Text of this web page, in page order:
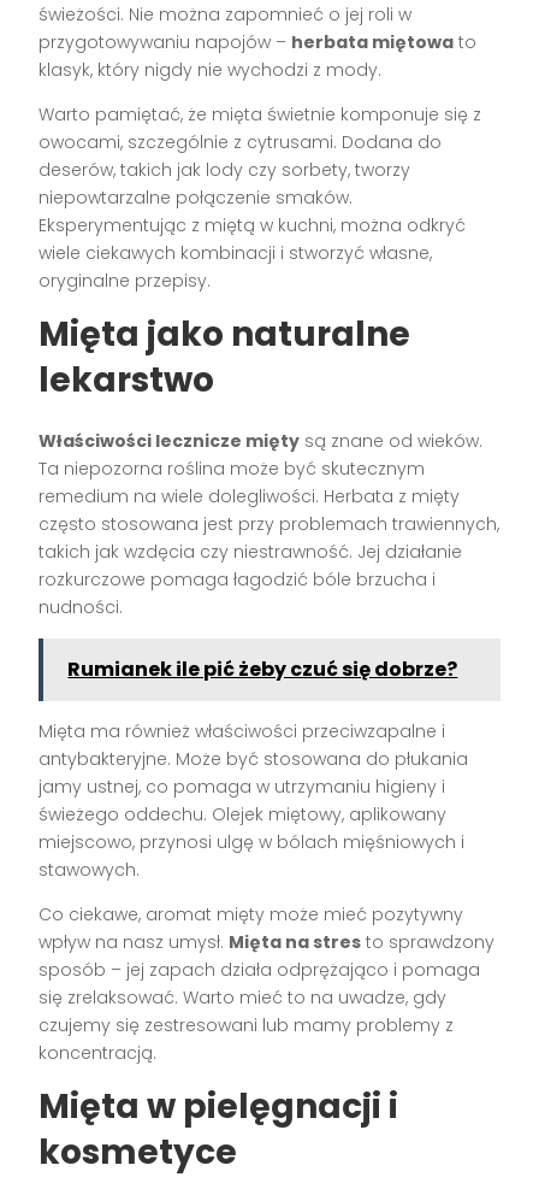
świeżości. Nie można zapomnieć o jej roli w
przygotowywaniu napojów – herbata miętowa to
klasyk, który nigdy nie wychodzi z mody.
Warto pamiętać, że mięta świetnie komponuje się z
owocami, szczególnie z cytrusami. Dodana do
deserów, takich jak lody czy sorbety, tworzy
niepowtarzalne połączenie smaków.
Eksperymentując z miętą w kuchni, można odkryć
wiele ciekawych kombinacji i stworzyć własne,
oryginalne przepisy.
Mięta jako naturalne
lekarstwo
Właściwości lecznicze mięty są znane od wieków.
Ta niepozorna roślina może być skutecznym
remedium na wiele dolegliwości. Herbata z mięty
często stosowana jest przy problemach trawiennych,
takich jak wzdęcia czy niestrawność. Jej działanie
rozkurczowe pomaga łagodzić bóle brzucha i
nudności.
Rumianek ile pić żeby czuć się dobrze?
Mięta ma również właściwości przeciwzapalne i
antybakteryjne. Może być stosowana do płukania
jamy ustnej, co pomaga w utrzymaniu higieny i
świeżego oddechu. Olejek miętowy, aplikowany
miejscowo, przynosi ulgę w bólach mięśniowych i
stawowych.
Co ciekawe, aromat mięty może mieć pozytywny
wpływ na nasz umysł. Mięta na stres to sprawdzony
sposób – jej zapach działa odprężająco i pomaga
się zrelaksować. Warto mieć to na uwadze, gdy
czujemy się zestresowani lub mamy problemy z
koncentracją.
Mięta w pielęgnacji i
kosmetyce